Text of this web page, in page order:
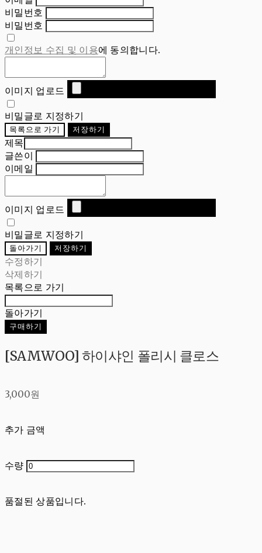
비밀번호
비밀번호
개인정보 수집 및 이용에 동의합니다.
이미지 업로드
비밀글로 지정하기
목록으로 가기 저장하기
제목
글쓴이
이메일
이미지 업로드
비밀글로 지정하기
돌아가기 저장하기
수정하기
삭제하기
목록으로 가기
돌아가기
구매하기
[SAMWOO] 하이샤인 폴리시 클로스
3,000원
추가 금액
수량
품절된 상품입니다.